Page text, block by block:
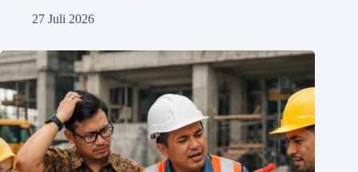
27 Juli 2026